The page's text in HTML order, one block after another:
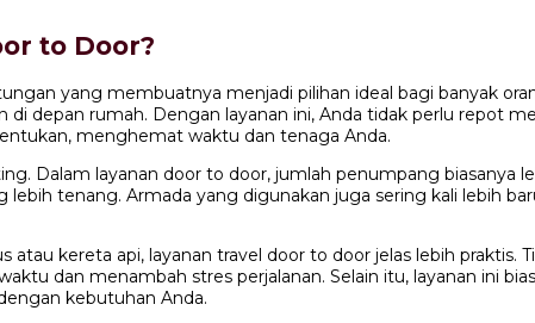
to Door?
yang membuatnya menjadi pilihan ideal bagi banyak
depan rumah. Dengan layanan ini, Anda tidak perlu repot
menghemat waktu dan tenaga Anda.
Dalam layanan door to door, jumlah penumpang biasanya
tenang. Armada yang digunakan juga sering kali lebih
atau kereta api, layanan travel door to door jelas lebih
dan menambah stres perjalanan. Selain itu, layanan ini
kebutuhan Anda.